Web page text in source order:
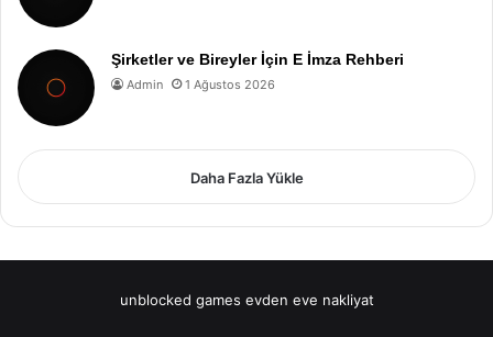
Şirketler ve Bireyler İçin E İmza Rehberi
Admin 1 Ağustos 2026
Daha Fazla Yükle
unblocked games evden eve nakliyat